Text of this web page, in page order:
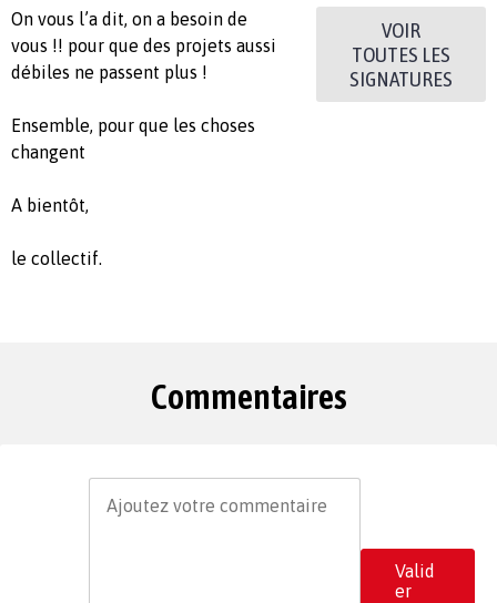
On vous l’a dit, on a besoin de
vous !! pour que des projets aussi
débiles ne passent plus !
Ensemble, pour que les choses
changent
A bientôt,
le collectif.
VOIR
TOUTES LES
SIGNATURES
Commentaires
Valid
er